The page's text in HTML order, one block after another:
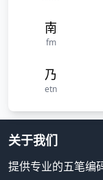
南
fm
乃
etn
关于我们
提供专业的五笔编